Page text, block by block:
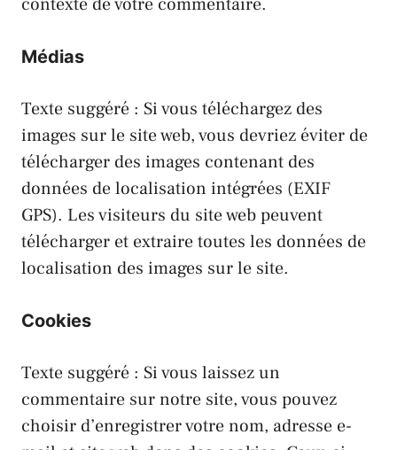
Médias
Texte suggéré : Si vous téléchargez des
images sur le site web, vous devriez éviter de
télécharger des images contenant des
données de localisation intégrées (EXIF
GPS). Les visiteurs du site web peuvent
télécharger et extraire toutes les données de
localisation des images sur le site.
Cookies
Texte suggéré : Si vous laissez un
commentaire sur notre site, vous pouvez
choisir d’enregistrer votre nom, adresse e-